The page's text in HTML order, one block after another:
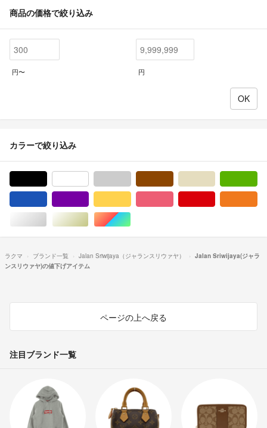
商品の価格で絞り込み
円〜 円
カラーで絞り込み
シルバー/銀色系ゴールド/金色系マルチカラー
ラクマ ブランド一覧 Jalan Sriwijaya（ジャランスリウァヤ）
Jalan Sriwijaya(ジャラ
ンスリウァヤ)の値下げアイテム
ページの上へ戻る
注目ブランド一覧